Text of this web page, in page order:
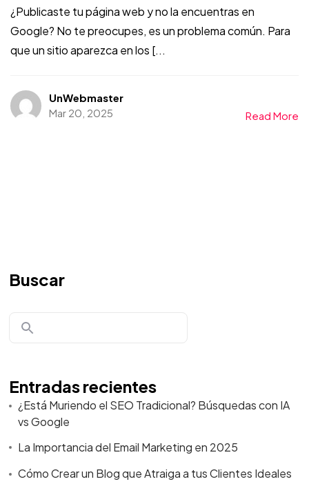
¿Publicaste tu página web y no la encuentras en
Google? No te preocupes, es un problema común. Para
que un sitio aparezca en los [...
UnWebmaster
Mar 20, 2025
Read More
Buscar
Entradas recientes
¿Está Muriendo el SEO Tradicional? Búsquedas con IA
vs Google
La Importancia del Email Marketing en 2025
Cómo Crear un Blog que Atraiga a tus Clientes Ideales